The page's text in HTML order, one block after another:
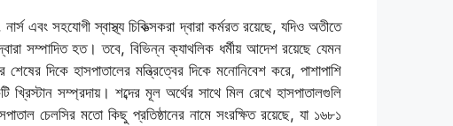
এবং সহযোগী স্বাস্থ্য চিকিত্সকরা দ্বারা কর্মরত রয়েছে, যদিও অতীতে
সম্পাদিত হত। তবে, বিভিন্ন ক্যাথলিক ধর্মীয় আদেশ রয়েছে যেমন
দিকে হাসপাতালের মন্ত্রিত্বের দিকে মনোনিবেশ করে, পাশাপাশি
সম্প্রদায়। শব্দের মূল অর্থের সাথে মিল রেখে হাসপাতালগুলি
চেলসির মতো কিছু প্রতিষ্ঠানের নামে সংরক্ষিত রয়েছে, যা ১৬৮১